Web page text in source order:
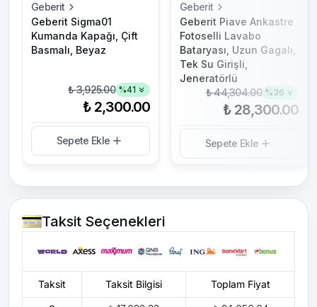
Geberit
Geberit Sigma01
Kumanda Kapağı, Çift
Basmalı, Beyaz
₺ 3,925.00 %41
₺ 2,300.00
Sepete Ekle
Geberit
Geberit Piave Ankastre
Fotoselli Lavabo
Bataryası, Uzun Gagalı,
Tek Su Girişli,
Jeneratörlü
₺ 44,304.00 %36
₺ 28,300.00
Sepete Ekle
Taksit Seçenekleri
Taksit Taksit Bilgisi Toplam Fiyat